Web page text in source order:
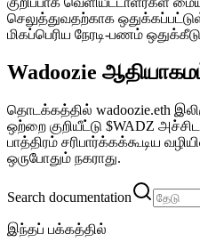
செலுத்துவதற்காக
மிகப்பெரிய நேரடி-பணம்
Wadoozie
தொடக்கத்தில் wadoozie.eth
ஒற்றை குறியீட்டு $WADZ
பாத்திரம் சரிபார்க்கக்கூடிய
ஒருபோதும் நகராது.
Search documentation
இந்தப் பக்கத்தில்